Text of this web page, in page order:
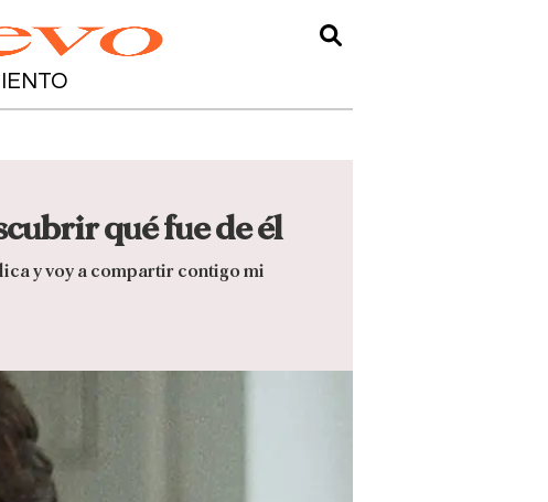
qué fue de él
y voy a compartir contigo mi